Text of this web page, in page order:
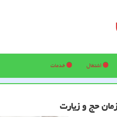
اشتغال خدمات
حج و زیارت